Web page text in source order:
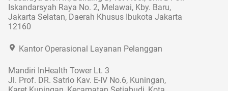
Iskandarsyah Raya No. 2, Melawai, Kby. Baru,
Jakarta Selatan, Daerah Khusus Ibukota Jakarta
12160
Kantor Operasional Layanan Pelanggan
Mandiri InHealth Tower Lt. 3
Jl. Prof. DR. Satrio Kav. E-IV No.6, Kuningan,